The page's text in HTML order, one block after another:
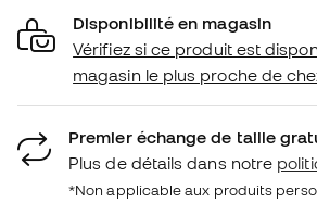
Disponibilité en magasin
Vérifiez si ce produit est
magasin le plus proche de
Premier échange de taille
Plus de détails dans notre
*Non applicable aux produits